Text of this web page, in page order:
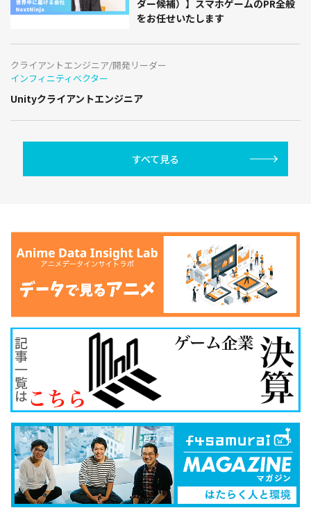
ダー候補）】スマホゲームのPR全般
をお任せいたします
クライアントエンジニア/開発リーダー
インフィニティベクター
Unityクライアントエンジニア
すべて見る